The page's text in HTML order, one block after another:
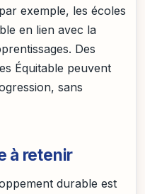
exemple, les écoles
en lien avec la
Des
Équitable peuvent
sans
à retenir
durable est